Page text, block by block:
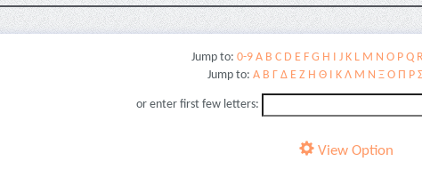
Jump to: 0-9 A B C D E F G H I J K L M N O P Q R
Jump to: Α Β Γ Δ Ε Ζ Η Θ Ι Κ Λ Μ Ν Ξ Ο Π Ρ Σ
or enter first few letters:
View Option